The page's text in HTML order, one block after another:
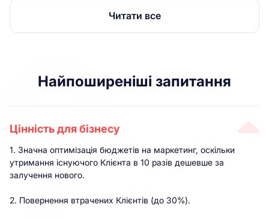
Читати все
Найпоширеніші запитання
Цінність для бізнесу
1. Значна оптимізація бюджетів на маркетинг, оскільки
утримання існуючого Клієнта в 10 разів дешевше за
залучення нового.
2. Повернення втрачених Клієнтів (до 30%).